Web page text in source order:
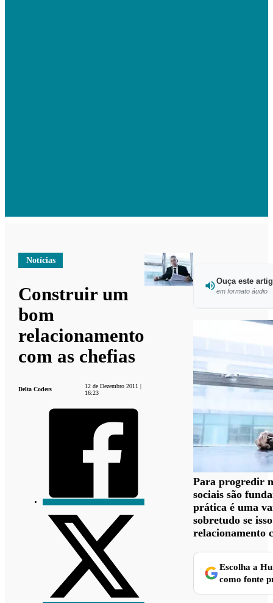
Notícias
Construir um
bom
relacionamento
com as chefias
Delta Coders
12 de Dezembro 2011 |
16:23
Ouça este
em formato áudio
Para progredir
sociais são
prática é uma
sobretudo se
relacionamento
Escolha a
como fonte